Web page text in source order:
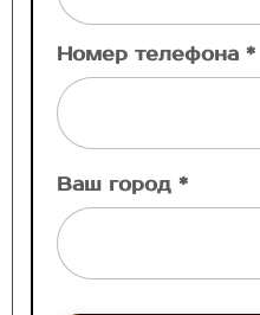
Номер телефона *
Ваш город *